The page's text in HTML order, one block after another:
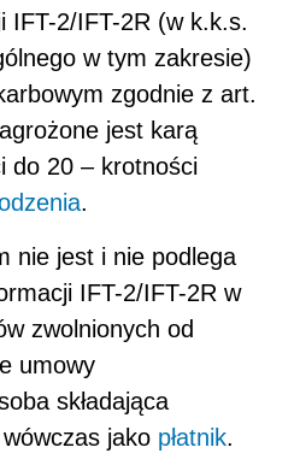
IFT-2/IFT-2R (w k.k.s.
w tym zakresie)
zgodnie z art.
jest karą
do 20 – krotności
.
nie jest i nie podlega
IFT-2/IFT-2R w
zwolnionych od
umowy
składająca
jako płatnik.